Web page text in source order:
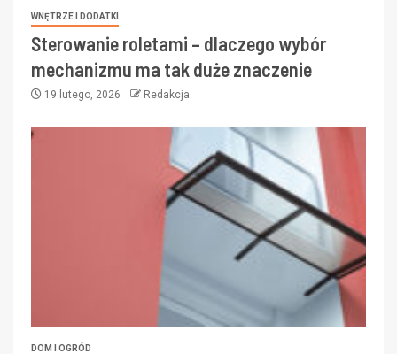
WNĘTRZE I DODATKI
Sterowanie roletami – dlaczego wybór
mechanizmu ma tak duże znaczenie
19 lutego, 2026 Redakcja
DOM I OGRÓD